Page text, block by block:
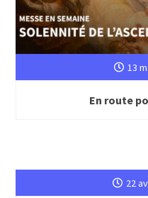
13
En route
22